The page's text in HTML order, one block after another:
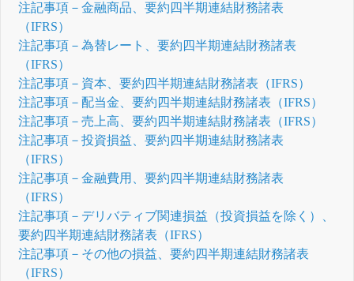
注記事項－金融商品、要約四半期連結財務諸表
（IFRS）
注記事項－為替レート、要約四半期連結財務諸表
（IFRS）
注記事項－資本、要約四半期連結財務諸表（IFRS）
注記事項－配当金、要約四半期連結財務諸表（IFRS）
注記事項－売上高、要約四半期連結財務諸表（IFRS）
注記事項－投資損益、要約四半期連結財務諸表
（IFRS）
注記事項－金融費用、要約四半期連結財務諸表
（IFRS）
注記事項－デリバティブ関連損益（投資損益を除く）、
要約四半期連結財務諸表（IFRS）
注記事項－その他の損益、要約四半期連結財務諸表
（IFRS）